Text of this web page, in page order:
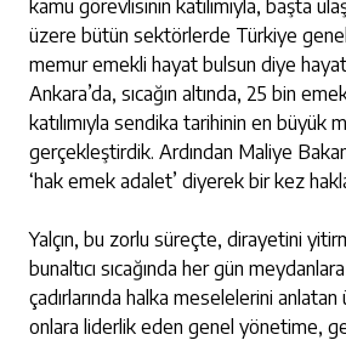
kamu görevlisinin katılımıyla, başta
üzere bütün sektörlerde Türkiye
memur emekli hayat bulsun diye
Ankara’da, sıcağın altında, 25 bin
katılımıyla sendika tarihinin en büyük
gerçekleştirdik. Ardından Maliye
‘hak emek adalet’ diyerek bir kez
Yalçın, bu zorlu süreçte, dirayetini
bunaltıcı sıcağında her gün
çadırlarında halka meselelerini
onlara liderlik eden genel yönetime,